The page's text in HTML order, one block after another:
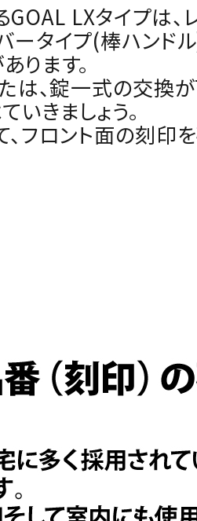
GOAL LXタイプは、
ータイプ(棒ハンド
ります。
は、錠一式の交換が
きましょう。
、フロント面の刻印